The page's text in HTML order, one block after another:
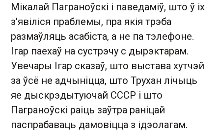
Мікалай Паграноўскі і паведаміў, што ў іх
з'явіліся праблемы, пра якія трэба
размаўляць асабіста, а не па тэлефоне.
Ігар паехаў на сустрэчу с дырэктарам.
Увечары Ігар сказаў, што выстава хутчэй
за ўсё не адчыніцца, што Трухан лічыць
яе дыскрэдытуючай СССР і што
Паграноўскі раіць заўтра раніцай
паспрабаваць дамовіцца з ідэолагам.